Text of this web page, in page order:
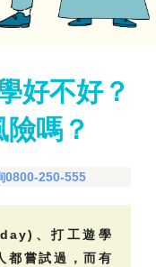
好不好？
嗎？
0800-250-555
、打工遊學
嘗試過，而有